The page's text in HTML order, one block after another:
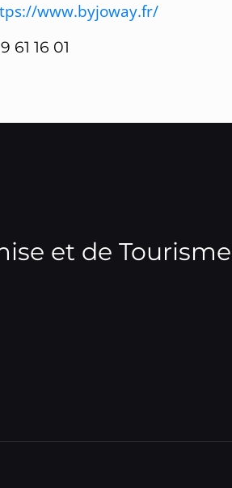
www.byjoway.fr/
61 16 01
et de Tourisme